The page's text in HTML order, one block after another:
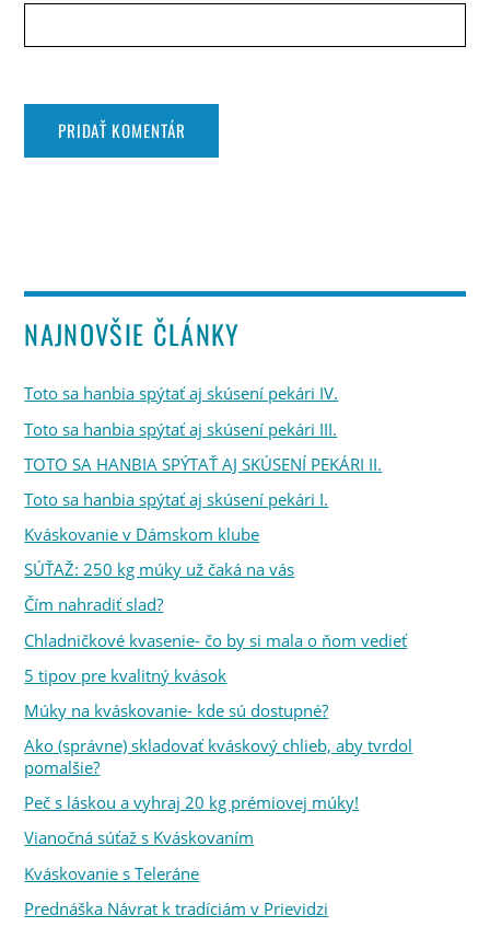
NAJNOVŠIE ČLÁNKY
Toto sa hanbia spýtať aj skúsení pekári IV.
Toto sa hanbia spýtať aj skúsení pekári III.
TOTO SA HANBIA SPÝTAŤ AJ SKÚSENÍ PEKÁRI II.
Toto sa hanbia spýtať aj skúsení pekári I.
Kváskovanie v Dámskom klube
SÚŤAŽ: 250 kg múky už čaká na vás
Čím nahradiť slad?
Chladničkové kvasenie- čo by si mala o ňom vedieť
5 tipov pre kvalitný kvások
Múky na kváskovanie- kde sú dostupné?
Ako (správne) skladovať kváskový chlieb, aby tvrdol
pomalšie?
Peč s láskou a vyhraj 20 kg prémiovej múky!
Vianočná súťaž s Kváskovaním
Kváskovanie s Teleráne
Prednáška Návrat k tradíciám v Prievidzi